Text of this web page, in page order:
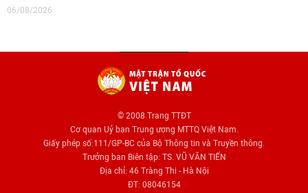
06/08/2026
© 2008 Trang TTĐT
Cơ quan Uỷ ban Trung ương MTTQ Việt Nam.
Giấy phép số:111/GP-BC của Bộ Thông tin và Truyền thông.
Trưởng ban Biên tập: TS. VŨ VĂN TIẾN
Địa chỉ: 46 Tràng Thi - Hà Nội
ĐT: 08046154